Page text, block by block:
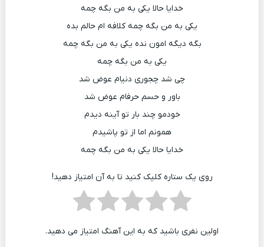
خدایا حالا یکی به من بگه چمه
یکی به من بگه چمه کلافه ام حالم بده
بگه دیگه امون نده یکی به من بگه چمه
یکی به من بگه چمه
چی شد چجوری دنیام عوض شد
باور و حسم حرفام عوض شد
خودمو چند بار تو آینه دیدم
همونم اما از تو پاشیدم
خدایا حالا یکی به من بگه چمه
روی یک ستاره کلیک کنید تا به آن امتیاز دهید!
اولین نفری باشید که به این آهنگ امتیاز می دهید.